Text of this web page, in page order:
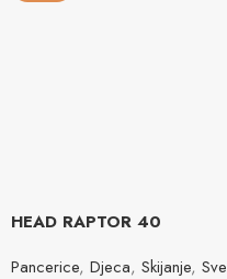
HEAD RAPTOR 40
Pancerice, Djeca, Skijanje, Sve